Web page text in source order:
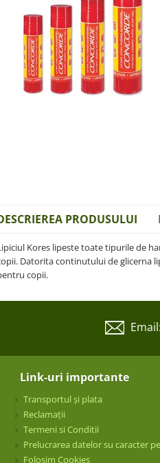
PRODUSULUI
Kores lipeste toate tipurile de
Datorita continutului de glicerna
copii.
Link-uri importante
Transportul și plata
Reclamații
Termeni si Conditii
Prelucrarea datelor su caracter
Folosim Cookies